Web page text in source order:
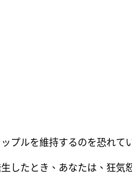
プルを維持するのを恐れ
したとき、あなたは、狂